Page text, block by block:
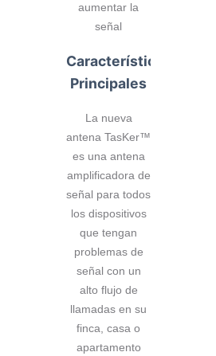
aumentar la
señal
Características
Principales
La nueva
antena TasKer™
es una antena
amplificadora de
señal para todos
los dispositivos
que tengan
problemas de
señal con un
alto flujo de
llamadas en su
finca, casa o
apartamento